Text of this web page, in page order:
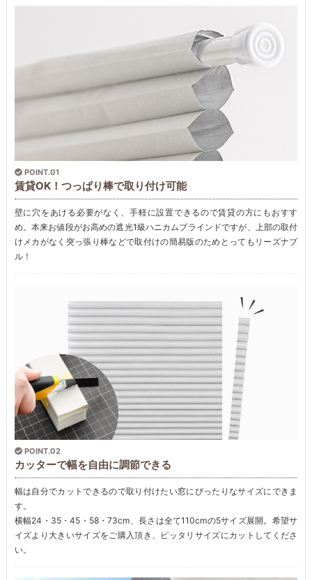
POINT.01
賃貸OK！つっぱり棒で取り付け可能
壁に穴をあける必要がなく、手軽に設置できるので賃貸の方にもおすす
め。本来お値段がお高めの遮光1級ハニカムブラインドですが、上部の取付
けメカがなく突っ張り棒などで取付けの簡易版のためとってもリーズナブ
ル！
POINT.02
カッターで幅を自由に調節できる
幅は自分でカットできるので取り付けたい窓にぴったりなサイズにできま
す。
横幅24・35・45・58・73cm、長さは全て110cmの5サイズ展開。希望サ
イズより大きいサイズをご購入頂き、ピッタリサイズにカットしてくださ
い。